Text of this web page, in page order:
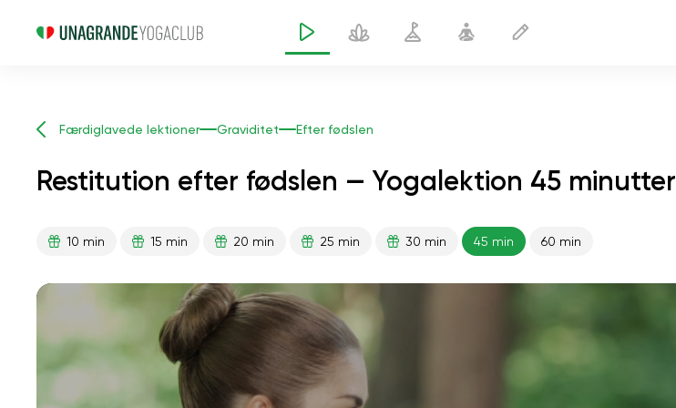
Færdiglavede lektioner Graviditet Efter fødslen
Restitution efter fødslen — Yogalektion 45 minutter
10 min 15 min 20 min 25 min 30 min 45 min 60 min